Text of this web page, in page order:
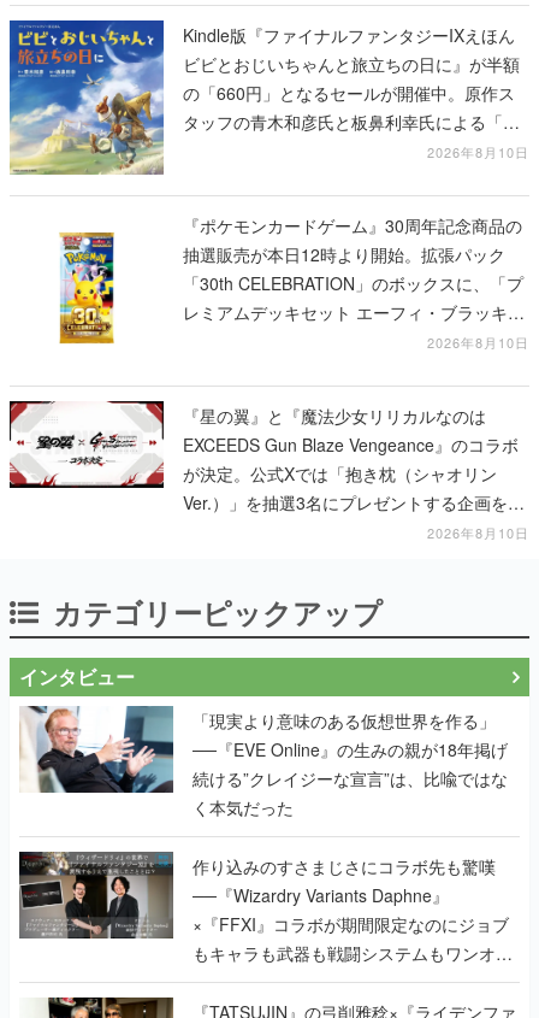
Kindle版『ファイナルファンタジーIXえほん
ビビとおじいちゃんと旅立ちの日に』が半額
の「660円」となるセールが開催中。原作ス
タッフの青木和彦氏と板鼻利幸氏による「ビ
2026年8月10日
『ポケモンカードゲーム』30周年記念商品の
抽選販売が本日12時より開始。拡張パック
「30th CELEBRATION」のボックスに、「プ
レミアムデッキセット エーフィ・ブラッキ
ー」「FUTURISTIC BOX」の計3商品2026年8月10日
『星の翼』と『魔法少女リリカルなのは
EXCEEDS Gun Blaze Vengeance』のコラボ
が決定。公式Xでは「抱き枕（シャオリン
Ver.）」を抽選3名にプレゼントする企画を実
2026年8月10日
カテゴリーピックアップ
インタビュー
「現実より意味のある仮想世界を作る」
──『EVE Online』の生みの親が18年掲げ
続ける”クレイジーな宣言”は、比喩ではな
く本気だった
作り込みのすさまじさにコラボ先も驚嘆
──『Wizardry Variants Daphne』
×『FFXI』コラボが期間限定なのにジョブ
もキャラも武器も戦闘システムもワンオフ
で作り込まれた理由を両ディレクターに聞
く
『TATSUJIN』の弓削雅稔×『ライデンファ